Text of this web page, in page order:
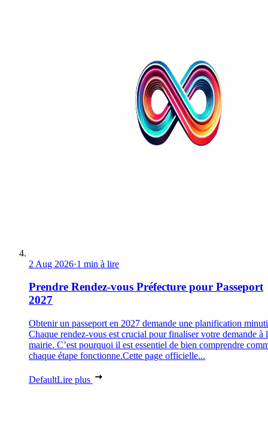
2 Aug 2026·1 min à lire
Prendre Rendez-vous Préfecture pour Passeport
2027
Obtenir un passeport en 2027 demande une planification
Chaque rendez-vous est crucial pour finaliser votre demande à
mairie. C’est pourquoi il est essentiel de bien comprendre
chaque étape fonctionne.Cette page officielle...
DefaultLire plus